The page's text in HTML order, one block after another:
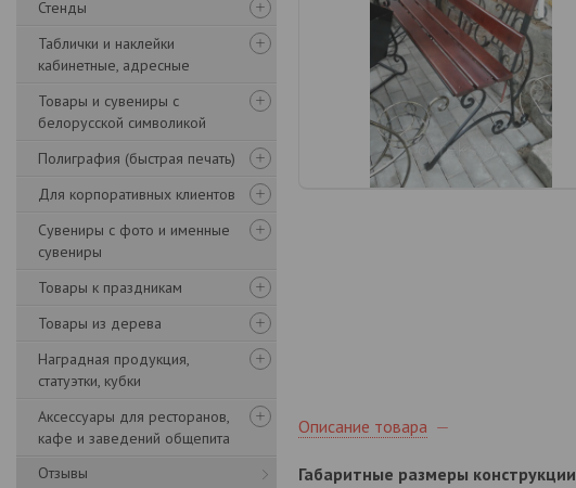
Стенды
Таблички и наклейки
кабинетные, адресные
Товары и сувениры с
белорусской символикой
Полиграфия (быстрая печать)
Для корпоративных клиентов
Сувениры с фото и именные
сувениры
Товары к праздникам
Товары из дерева
Наградная продукция,
статуэтки, кубки
Аксессуары для ресторанов,
кафе и заведений общепита
Отзывы
Описание товара
Габаритные размеры конструкции